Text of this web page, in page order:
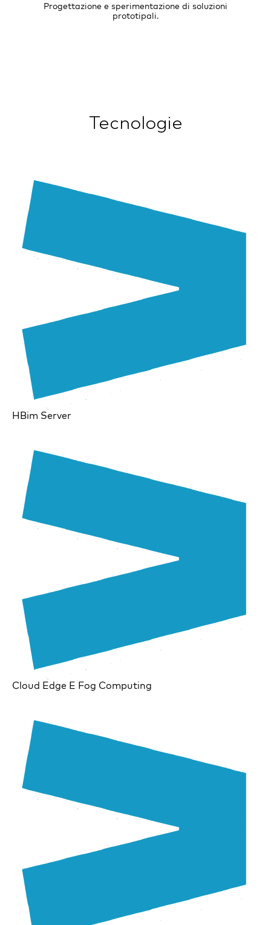
Progettazione e sperimentazione di soluzioni
prototipali.
Tecnologie
HBim Server
Cloud Edge E Fog Computing